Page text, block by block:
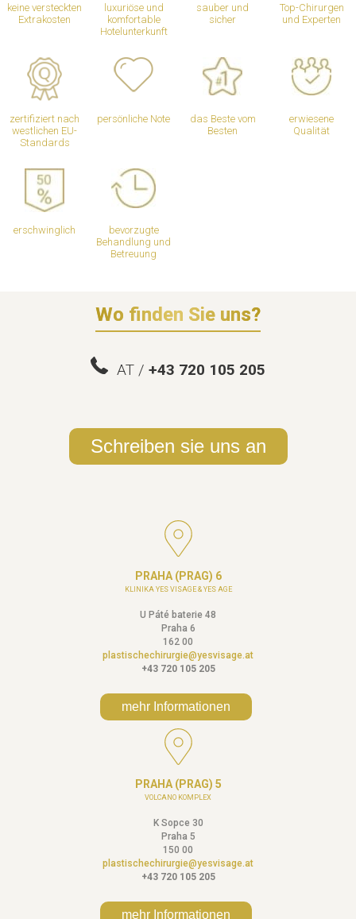
keine versteckten
Extrakosten
luxuriöse und
komfortable
Hotelunterkunft
sauber und
sicher
Top-Chirurgen
und Experten
zertifiziert nach
westlichen EU-
Standards
persönliche Note
das Beste vom
Besten
erwiesene
Qualität
erschwinglich
bevorzugte
Behandlung und
Betreuung
Wo finden Sie uns?
AT / +43 720 105 205
Schreiben sie uns an
PRAHA (PRAG) 6
KLINIKA YES VISAGE & YES AGE
U Páté baterie 48
Praha 6
162 00
plastischechirurgie@yesvisage.at
+43 720 105 205
mehr Informationen
PRAHA (PRAG) 5
VOLCANO KOMPLEX
K Sopce 30
Praha 5
150 00
plastischechirurgie@yesvisage.at
+43 720 105 205
mehr Informationen